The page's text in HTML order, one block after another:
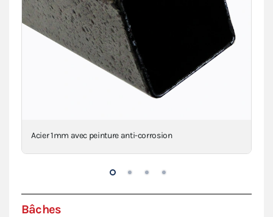
Acier 1mm avec peinture anti-corrosion
Bâches